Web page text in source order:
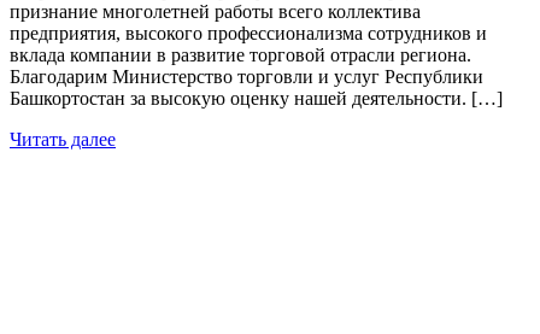
признание многолетней работы всего коллектива
предприятия, высокого профессионализма сотрудников и
вклада компании в развитие торговой отрасли региона.
Благодарим Министерство торговли и услуг Республики
Башкортостан за высокую оценку нашей деятельности. […]
Читать далее